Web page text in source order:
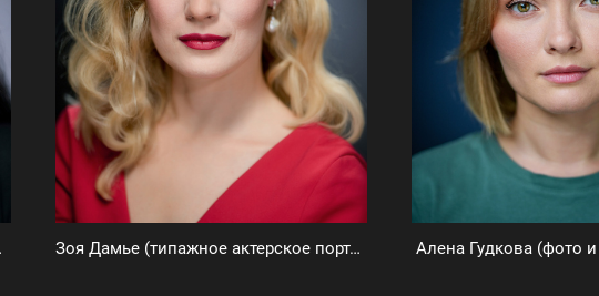
Зоя Дамье (типажное актерское портфолио) Алена Гудкова (фото